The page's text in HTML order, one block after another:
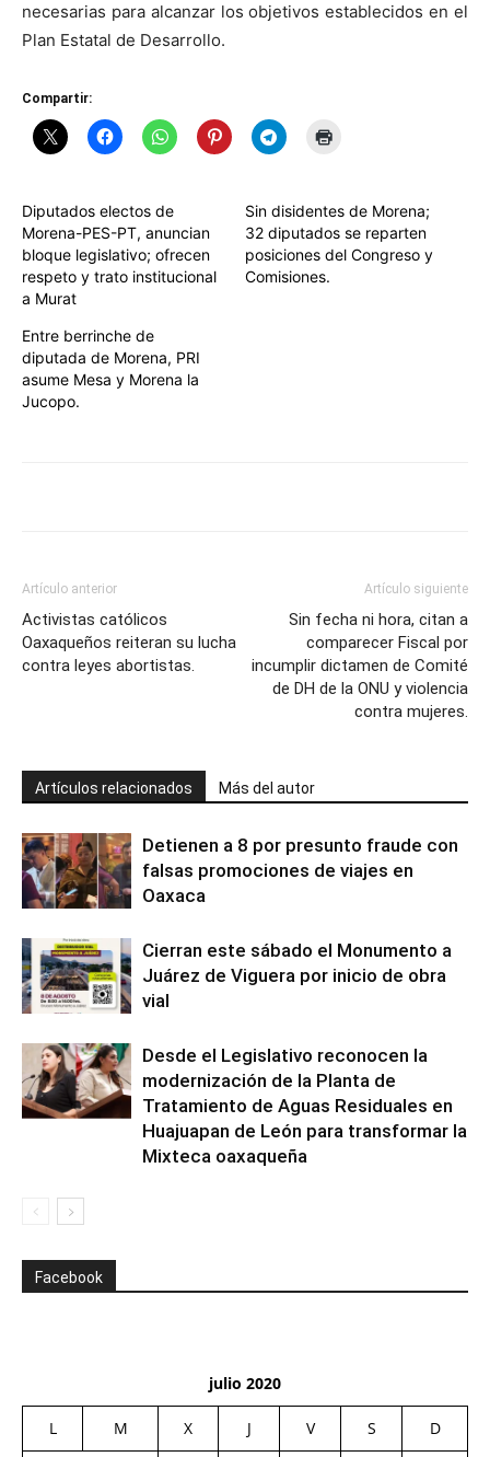
necesarias para alcanzar los objetivos establecidos en el
Plan Estatal de Desarrollo.
Compartir:
Diputados electos de
Morena-PES-PT, anuncian
bloque legislativo; ofrecen
respeto y trato institucional
a Murat
Sin disidentes de Morena;
32 diputados se reparten
posiciones del Congreso y
Comisiones.
Entre berrinche de
diputada de Morena, PRI
asume Mesa y Morena la
Jucopo.
Artículo anterior
Activistas católicos
Oaxaqueños reiteran su lucha
contra leyes abortistas.
Artículo siguiente
Sin fecha ni hora, citan a
comparecer Fiscal por
incumplir dictamen de Comité
de DH de la ONU y violencia
contra mujeres.
Artículos relacionados Más del autor
Detienen a 8 por presunto fraude con
falsas promociones de viajes en
Oaxaca
Cierran este sábado el Monumento a
Juárez de Viguera por inicio de obra
vial
Desde el Legislativo reconocen la
modernización de la Planta de
Tratamiento de Aguas Residuales en
Huajuapan de León para transformar la
Mixteca oaxaqueña
Facebook
julio 2020
L M X J V S D